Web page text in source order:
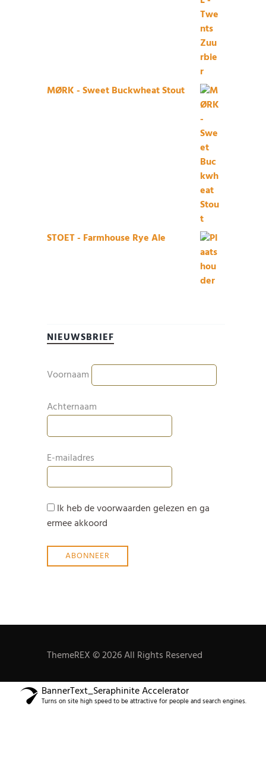
MØRK - Sweet Buckwheat Stout
STOET - Farmhouse Rye Ale
NIEUWSBRIEF
Voornaam
Achternaam
E-mailadres
Ik heb de voorwaarden gelezen en ga
ermee akkoord
ThemeREX © 2026 All Rights Reserved
BannerText_Seraphinite Accelerator
Turns on site high speed to be attractive for people and search engines.